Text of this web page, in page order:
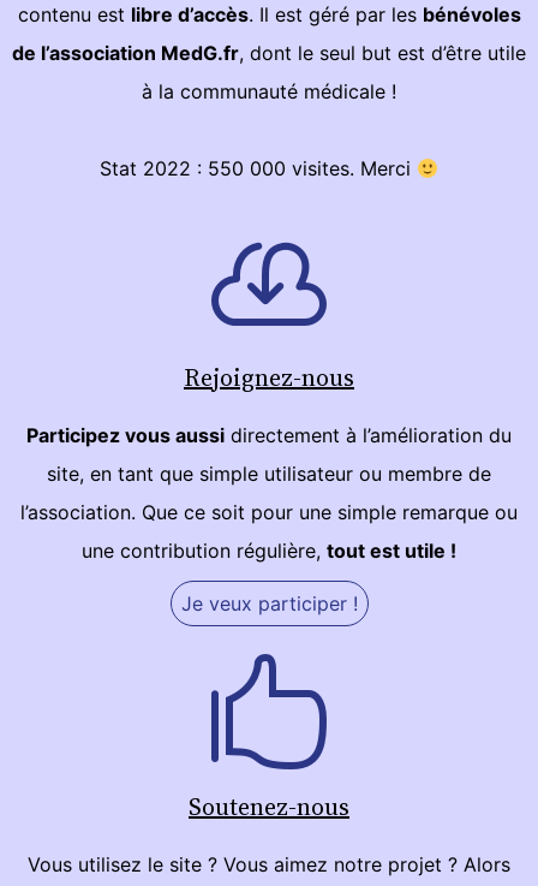
contenu est libre d’accès. Il est géré par les bénévoles
de l’association MedG.fr, dont le seul but est d’être utile
à la communauté médicale !
Stat 2022 : 550 000 visites. Merci
Rejoignez-nous
Participez vous aussi directement à l’amélioration du
site, en tant que simple utilisateur ou membre de
l’association. Que ce soit pour une simple remarque ou
une contribution régulière, tout est utile !
Je veux participer !
Soutenez-nous
Vous utilisez le site ? Vous aimez notre projet ? Alors